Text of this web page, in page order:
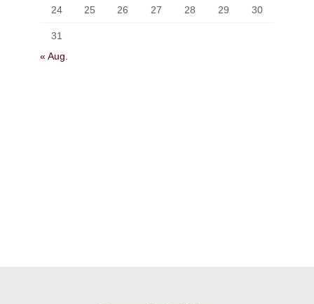
24 25 26 27 28 29 30
31
« Aug.